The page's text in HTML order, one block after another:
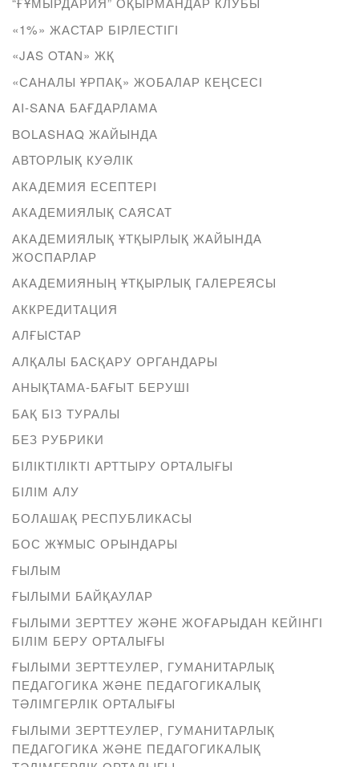
«1%» ЖАСТАР БІРЛЕСТІГІ
«JAS OTAN» ЖҚ
«САНАЛЫ ҰРПАҚ» ЖОБАЛАР КЕҢСЕСІ
AI-SANA БАҒДАРЛАМА
BOLASHAQ ЖАЙЫНДА
АВТОРЛЫҚ КУӘЛІК
АКАДЕМИЯ ЕСЕПТЕРІ
АКАДЕМИЯЛЫҚ САЯСАТ
АКАДЕМИЯЛЫҚ ҰТҚЫРЛЫҚ ЖАЙЫНДА
ЖОСПАРЛАР
АКАДЕМИЯНЫҢ ҰТҚЫРЛЫҚ ГАЛЕРЕЯСЫ
АККРЕДИТАЦИЯ
АЛҒЫСТАР
АЛҚАЛЫ БАСҚАРУ ОРГАНДАРЫ
АНЫҚТАМА-БАҒЫТ БЕРУШІ
БАҚ БІЗ ТУРАЛЫ
БЕЗ РУБРИКИ
БІЛІКТІЛІКТІ АРТТЫРУ ОРТАЛЫҒЫ
БІЛІМ АЛУ
БОЛАШАҚ РЕСПУБЛИКАСЫ
БОС ЖҰМЫС ОРЫНДАРЫ
ҒЫЛЫМ
ҒЫЛЫМИ БАЙҚАУЛАР
ҒЫЛЫМИ ЗЕРТТЕУ ЖӘНЕ ЖОҒАРЫДАН КЕЙІНГІ
БІЛІМ БЕРУ ОРТАЛЫҒЫ
ҒЫЛЫМИ ЗЕРТТЕУЛЕР, ГУМАНИТАРЛЫҚ
ПЕДАГОГИКА ЖӘНЕ ПЕДАГОГИКАЛЫҚ
ТӘЛІМГЕРЛІК ОРТАЛЫҒЫ
ҒЫЛЫМИ ЗЕРТТЕУЛЕР, ГУМАНИТАРЛЫҚ
ПЕДАГОГИКА ЖӘНЕ ПЕДАГОГИКАЛЫҚ